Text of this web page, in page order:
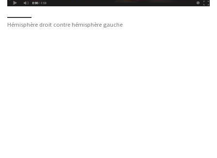
Hémisphère droit contre hémisphère gauche